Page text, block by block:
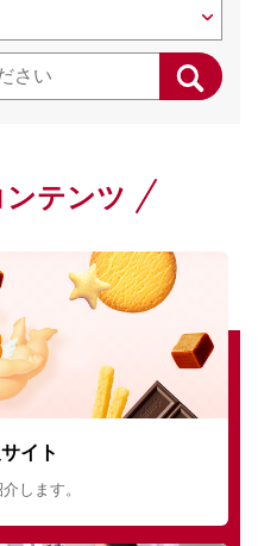
テンツ
イト
します。